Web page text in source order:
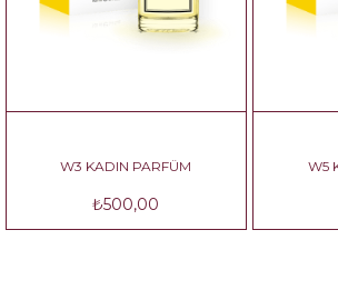
PARFÜM W5 KADIN PARFÜM